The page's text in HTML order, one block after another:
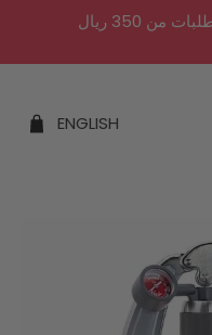
شحن مجاني للمدن السعودية للطلبات من 350 ريال
ENGLISH